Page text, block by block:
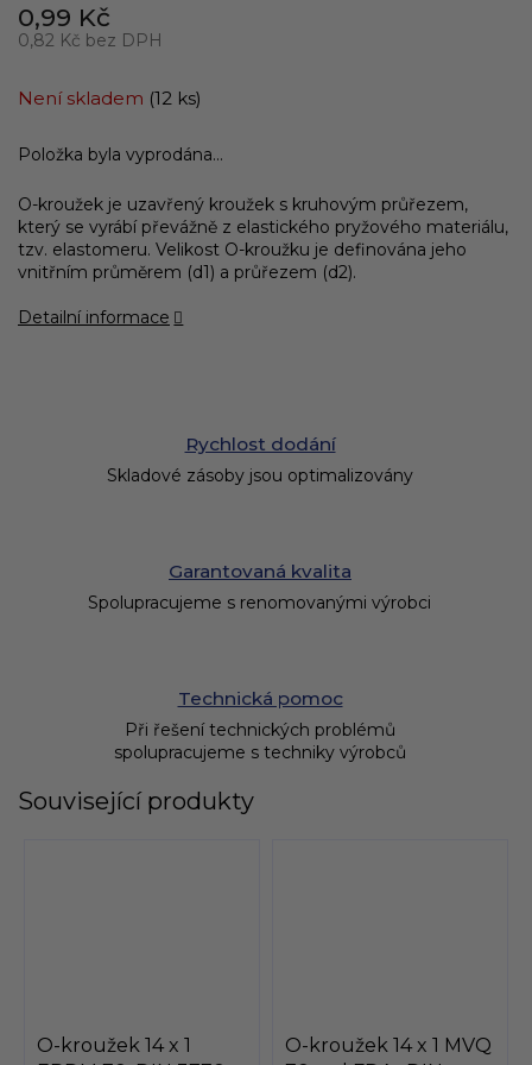
0,99 Kč
0,82 Kč bez DPH
cena:
Není skladem (12 ks)
Položka byla vyprodána…
O-kroužek je uzavřený kroužek s kruhovým průřezem,
který se vyrábí převážně z elastického pryžového materiálu,
tzv. elastomeru. Velikost O-kroužku je definována jeho
vnitřním průměrem (d1) a průřezem (d2).
Detailní informace
Rychlost dodání
Skladové zásoby jsou optimalizovány
Garantovaná kvalita
Spolupracujeme s renomovanými výrobci
Technická pomoc
Při řešení technických problémů
spolupracujeme s techniky výrobců
Související produkty
O-kroužek 14 x 1
O-kroužek 14 x 1 MVQ